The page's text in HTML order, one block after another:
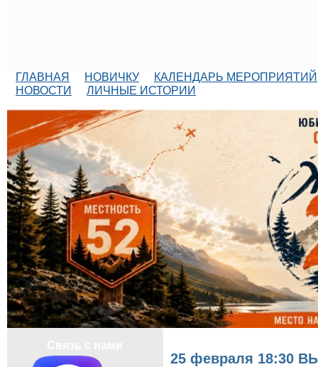
ГЛАВНАЯ НОВИЧКУ
КАЛЕНДАРЬ МЕРОПРИЯТИЙ
НОВОСТИ
ЛИЧНЫЕ ИСТОРИИ
25 февраля 18:30